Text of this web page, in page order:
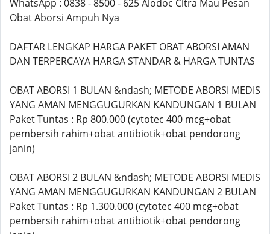
WhatsApp : 0838 - 8500 - 625 Alodoc Citra Mau Pesan
Obat Aborsi Ampuh Nya
DAFTAR LENGKAP HARGA PAKET OBAT ABORSI AMAN
DAN TERPERCAYA HARGA STANDAR & HARGA TUNTAS
OBAT ABORSI 1 BULAN &ndash; METODE ABORSI MEDIS
YANG AMAN MENGGUGURKAN KANDUNGAN 1 BULAN
Paket Tuntas : Rp 800.000 (cytotec 400 mcg+obat
pembersih rahim+obat antibiotik+obat pendorong
janin)
OBAT ABORSI 2 BULAN &ndash; METODE ABORSI MEDIS
YANG AMAN MENGGUGURKAN KANDUNGAN 2 BULAN
Paket Tuntas : Rp 1.300.000 (cytotec 400 mcg+obat
pembersih rahim+obat antibiotik+obat pendorong